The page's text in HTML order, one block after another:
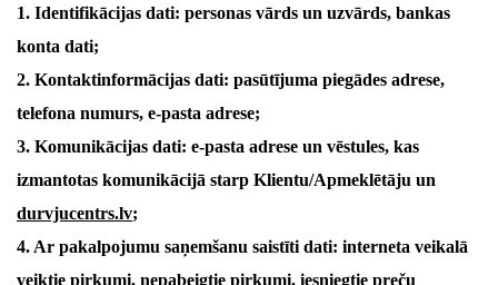
1. Identifikācijas dati: personas vārds un uzvārds, bankas
konta dati;
2. Kontaktinformācijas dati: pasūtījuma piegādes adrese,
telefona numurs, e-pasta adrese;
3. Komunikācijas dati: e-pasta adrese un vēstules, kas
izmantotas komunikācijā starp Klientu/Apmeklētāju un
durvjucentrs.lv;
4. Ar pakalpojumu saņemšanu saistīti dati: interneta veikalā
veiktie pirkumi, nepabeigtie pirkumi, iesniegtie preču